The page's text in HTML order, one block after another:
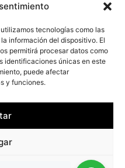
tecnologías como las
información del dispositivo. El
permitirá procesar datos como
identificaciones únicas en este
puede afectar
y funciones.
Legal